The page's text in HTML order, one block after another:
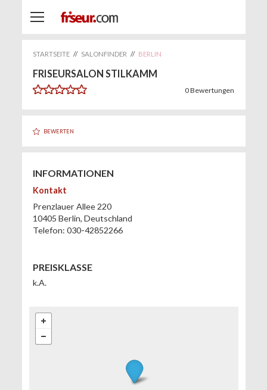
STARTSEITE // SALONFINDER // BERLIN
FRISEURSALON STILKAMM
0Bewertungen
BEWERTEN
INFORMATIONEN
Kontakt
Prenzlauer Allee 220
10405 Berlin, Deutschland
Telefon: 030-42852266
PREISKLASSE
k.A.